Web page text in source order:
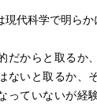
代科学で明らか
だからと取るか
ないと取るか、
っていないが経